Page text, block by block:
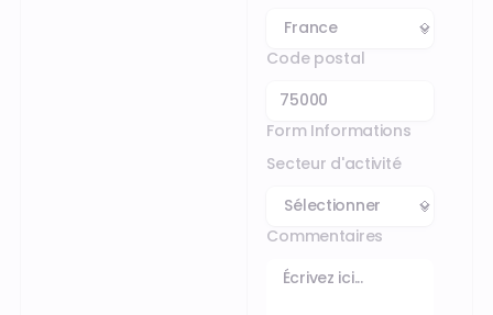
Code postal
Form Informations
Secteur d'activité
Commentaires